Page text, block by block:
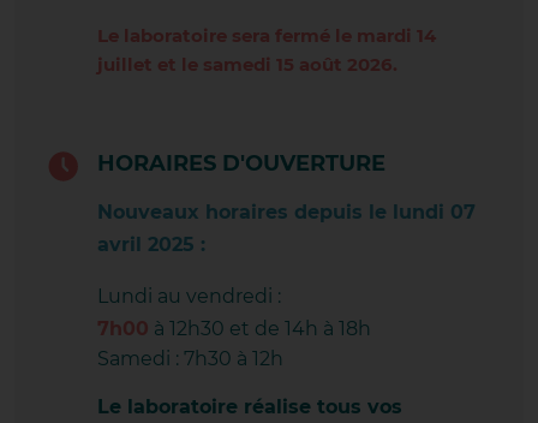
MORNANT
PONT EVEQUE
RILLIEUX LES VERCHÈRES
RILLIEUX LOUP PENDU
Le laboratoire sera fermé le mardi 14
juillet et le samedi 15 août 2026.
HORAIRES D'OUVERTURE
Nouveaux horaires depuis le lundi 07
avril 2025 :
Lundi au vendredi :
7h00 à 12h30 et de 14h à 18h
Samedi : 7h30 à 12h
Le laboratoire réalise tous vos